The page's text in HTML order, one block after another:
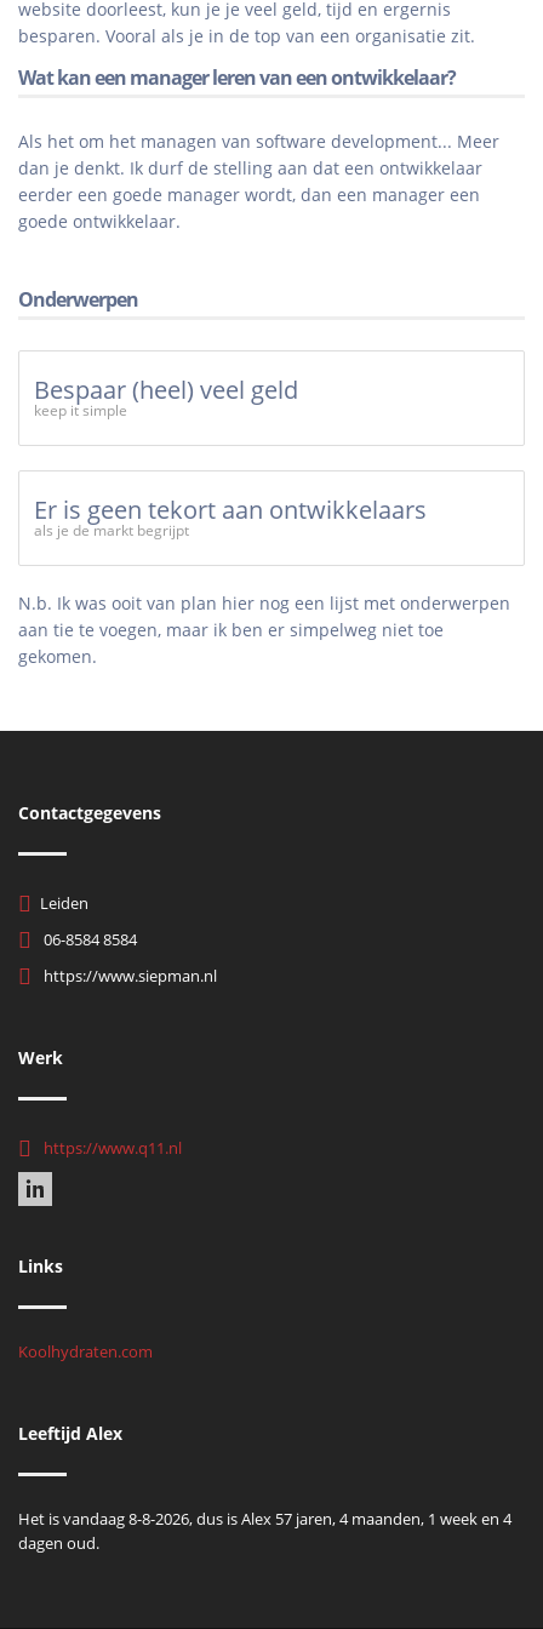
website doorleest, kun je je veel geld, tijd en ergernis
besparen. Vooral als je in de top van een organisatie zit.
Wat kan een manager leren van een ontwikkelaar?
Als het om het managen van software development... Meer
dan je denkt. Ik durf de stelling aan dat een ontwikkelaar
eerder een goede manager wordt, dan een manager een
goede ontwikkelaar.
Onderwerpen
Bespaar (heel) veel geld
keep it simple
Er is geen tekort aan ontwikkelaars
als je de markt begrijpt
N.b. Ik was ooit van plan hier nog een lijst met onderwerpen
aan tie te voegen, maar ik ben er simpelweg niet toe
gekomen.
Contactgegevens
Leiden
06-8584 8584
https://www.siepman.nl
Werk
https://www.q11.nl
Links
Koolhydraten.com
Leeftijd Alex
Het is vandaag 8-8-2026, dus is Alex 57 jaren, 4 maanden, 1 week en 4
dagen oud.